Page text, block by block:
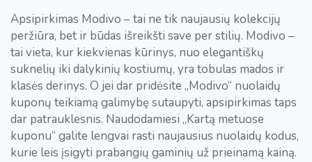
Apsipirkimas Modivo – tai ne tik naujausių kolekcijų
peržiūra, bet ir būdas išreikšti save per stilių. Modivo –
tai vieta, kur kiekvienas kūrinys, nuo elegantiškų
suknelių iki dalykinių kostiumų, yra tobulas mados ir
klasės derinys. O jei dar pridėsite „Modivo“ nuolaidų
kuponų teikiamą galimybę sutaupyti, apsipirkimas taps
dar patrauklesnis. Naudodamiesi „Kartą metuose
kuponu“ galite lengvai rasti naujausius nuolaidų kodus,
kurie leis įsigyti prabangių gaminių už prieinamą kainą.